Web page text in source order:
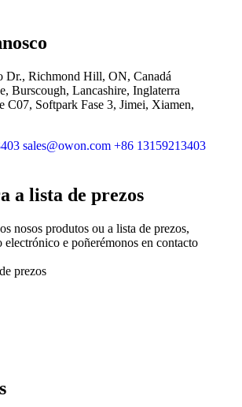
Dr., Richmond Hill, ON, Canadá
Burscough, Lancashire, Inglaterra
C07, Softpark Fase 3, Jimei, Xiamen,
sales@owon.com +86 13159213403
a lista de prezos
nosos produtos ou a lista de prezos,
electrónico e poñerémonos en contacto
prezos